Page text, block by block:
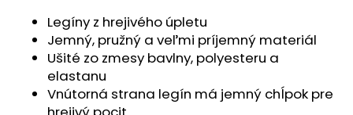
hviezdičiek.Legíny z hrejivého úpletu
Jemný, pružný a veľmi príjemný materiál
Ušité zo zmesy bavlny, polyesteru a
elastanu
Vnútorná strana legín má jemný chĺpok pre